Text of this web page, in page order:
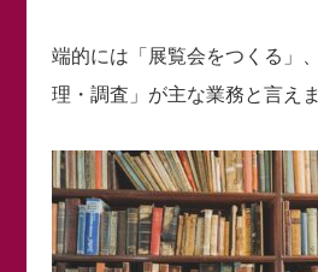
端的には「展覧会をつくる」
理・調査」が主な業務と言えま